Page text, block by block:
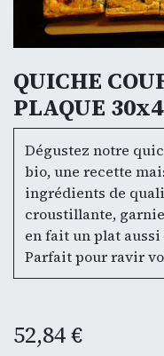
QUICHE
PLAQUE
Dégustez notre
bio, une recette
ingrédients de
croustillante,
en fait un plat
Parfait pour ravir
52,84€